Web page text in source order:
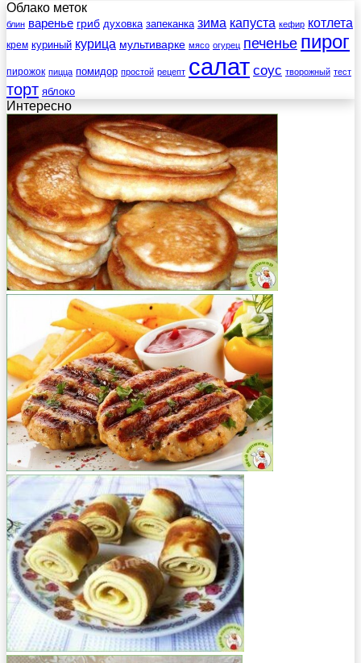
Облако меток
блин варенье гриб духовка запеканка зима капуста кефир котлета
крем куриный курица мультиварке мясо огурец печенье пирог
пирожок пицца помидор простой рецепт салат соус творожный тест
торт яблоко
Интересно